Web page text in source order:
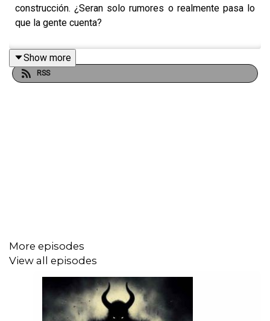
construcción. ¿Seran solo rumores o realmente pasa lo
que la gente cuenta?
Show more
RSS
More episodes
View all episodes